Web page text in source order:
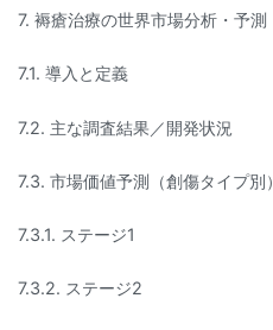
7. 褥瘡治療の世界市場分析・予測
7.1. 導入と定義
7.2. 主な調査結果／開発状況
7.3. 市場価値予測（創傷タイプ
7.3.1. ステージ1
7.3.2. ステージ2